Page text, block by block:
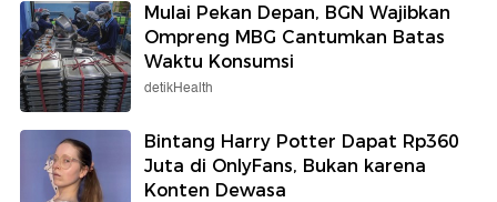
Mulai Pekan Depan, BGN Wajibkan
Ompreng MBG Cantumkan Batas
Waktu Konsumsi
detikHealth
Bintang Harry Potter Dapat Rp360
Juta di OnlyFans, Bukan karena
Konten Dewasa